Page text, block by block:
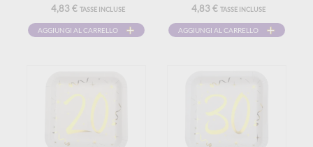
4,83 € TASSE INCLUSE
AGGIUNGI AL CARRELLO
4,83 € TASSE INCLUSE
AGGIUNGI AL CARRELLO